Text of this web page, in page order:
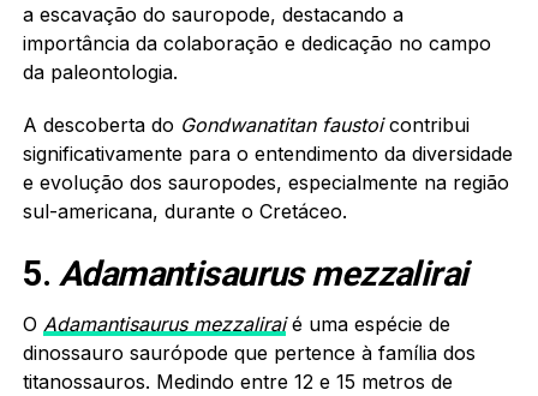
a escavação do sauropode, destacando a
importância da colaboração e dedicação no campo
da paleontologia.
A descoberta do Gondwanatitan faustoicontribui
significativamente para o entendimento da diversidade
e evolução dos sauropodes, especialmente na região
sul-americana, durante o Cretáceo.
5. Adamantisaurus mezzalirai
O Adamantisaurus mezzaliraié uma espécie de
dinossauro saurópode que pertence à família dos
titanossauros. Medindo entre 12 e 15 metros de